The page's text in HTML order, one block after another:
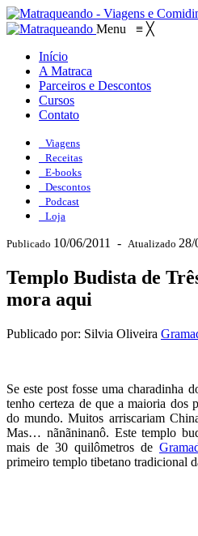
Menu ≡ ╳
Início
A Matraca
Parceiros e Descontos
Cursos
Contato
Viagens
Receitas
E-books
Descontos
Podcast
Loja
Publicado 10/06/2011 - Atualizado 28/
Templo Budista de
mora aqui
Publicado por: Silvia Oliveira
Se este post fosse uma charadinha
tenho certeza de que a maioria dos
do mundo. Muitos arriscariam
Mas… nãnãninanô. Este templo
mais de 30 quilômetros de
primeiro templo tibetano tradicional